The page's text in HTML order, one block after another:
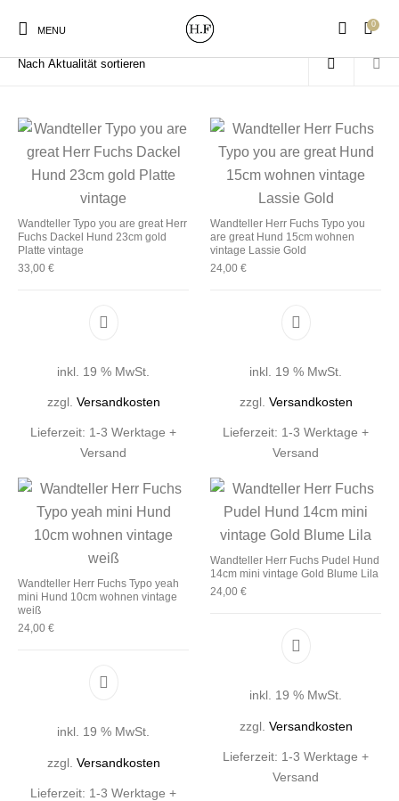
MENU
0
New Products On Sale! Wandteller Geschirrtücher
Gutscheine Magneten
Mützen / Beanies und
Start / Produkte verschlagwortet mit „Hund“
Wandteller Typo you are great Herr
Fuchs Dackel Hund 23cm gold
Platte vintage
33,00 €
inkl. 19 % MwSt.
zzgl. Versandkosten
Lieferzeit: 1-3 Werktage +
Versand
Wandteller Herr Fuchs Typo you
are great Hund 15cm wohnen
vintage Lassie Gold
24,00 €
inkl. 19 % MwSt.
zzgl. Versandkosten
Lieferzeit: 1-3 Werktage +
Versand
Wandteller Herr Fuchs Typo yeah
mini Hund 10cm wohnen vintage
weiß
24,00 €
inkl. 19 % MwSt.
zzgl. Versandkosten
Lieferzeit: 1-3 Werktage +
Wandteller Herr Fuchs Pudel Hund
14cm mini vintage Gold Blume Lila
24,00 €
inkl. 19 % MwSt.
zzgl. Versandkosten
Lieferzeit: 1-3 Werktage +
Versand